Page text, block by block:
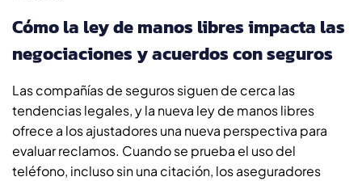
Cómo la ley de manos libres impacta las
negociaciones y acuerdos con seguros
Las compañías de seguros siguen de cerca las
tendencias legales, y la nueva ley de manos libres
ofrece a los ajustadores una nueva perspectiva para
evaluar reclamos. Cuando se prueba el uso del
teléfono, incluso sin una citación, los aseguradores